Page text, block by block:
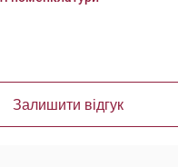
Залишити відгук